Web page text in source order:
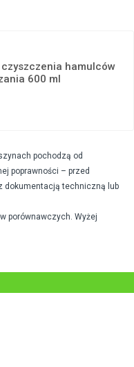
hamulców
600 ml
pochodzą od
poprawności – przed
dokumentacją techniczną lub
porównawczych. Wyżej